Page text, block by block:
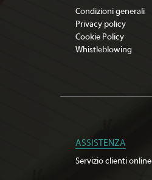
Condizioni generali
Privacy policy
Cookie Policy
Whistleblowing
ASSISTENZA
Servizio clienti online